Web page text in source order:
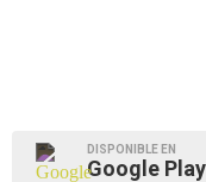
DISPONIBLE EN
Google Play